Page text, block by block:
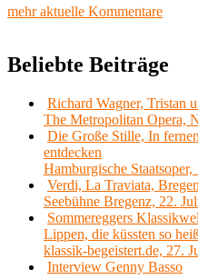
mehr aktuelle Kommentare
Beliebte Beiträge
Richard Wagner, Tristan
The Metropolitan Opera,
Die Große Stille, In
entdecken
Hamburgische
Verdi, La Traviata,
Seebühne Bregenz, 22.
Sommereggers
Lippen, die küssten so
klassik-begeistert.de, 27.
Interview Genny Basso